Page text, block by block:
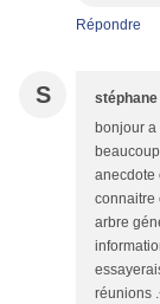
Répondre
S stéphane
bonjour a
anecdote
connaitre
arbre
réunions